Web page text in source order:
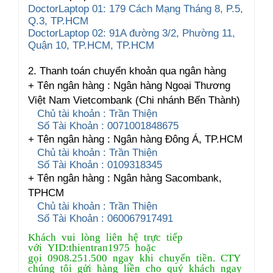
DoctorLaptop 01: 179 Cách Mạng Tháng 8, P.5,
Q.3, TP.HCM
DoctorLaptop 02: 91A đường 3/2, Phường 11,
Quận 10, TP.HCM, TP.HCM
2. Thanh toán chuyển khoản qua ngân hàng
+ Tên ngân hàng : Ngân hàng Ngoại Thương
Việt Nam Vietcombank (Chi nhánh Bến Thành)
Chủ tài khoản : Trần Thiện
Số Tài Khoản : 0071001848675
+ Tên ngân hàng : Ngân hàng Đông Á, TP.HCM
Chủ tài khoản : Trần Thiện
Số Tài Khoản : 0109318345
+ Tên ngân hàng : Ngân hàng Sacombank,
TPHCM
Chủ tài khoản : Trần Thiện
Số Tài Khoản : 060067917491
Khách vui lòng liên hệ trực tiếp
với YID:thientran1975 hoặc
gọi 0908.251.500 ngay khi chuyển tiền. CTY
chúng tôi gửi hàng liền cho quý khách ngay